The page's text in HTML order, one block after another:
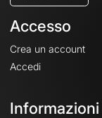
Accesso
Crea un account
Accedi